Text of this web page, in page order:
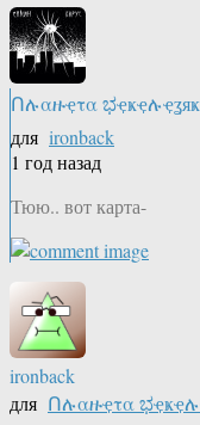
Ոሉαዙҿτα
для ironback
1 год назад
Тюю.. вот карта-
ironback
для Ոሉαዙҿτα